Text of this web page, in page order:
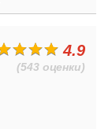
4.9
(543 оценки)